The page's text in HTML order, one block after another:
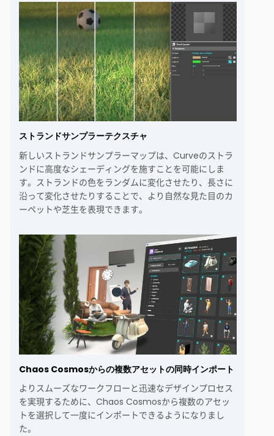
ストランドサンプラーテクスチャ
新しいストランドサンプラーマップは、Curveのストラ
ンドに高度なシェーディングを施すことを可能にしま
す。ストランドの色をランダムに変化させたり、長さに
沿って変化させたりすることで、より自然な見た目のカ
ーペットや芝生を表現できます。
Chaos Cosmosからの複数アセットの同時インポート
よりスムーズなワークフローと迅速なデザインプロセス
を実現するために、Chaos Cosmosから複数のアセッ
トを選択して一度にインポートできるようになりまし
た。